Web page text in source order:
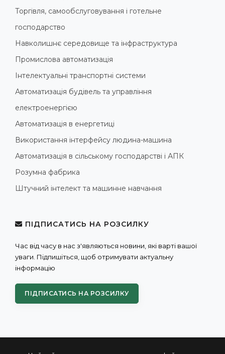
Торгівля, самообслуговування і готельне
господарство
Навколишнє середовище та інфраструктура
Промислова автоматизація
Інтелектуальні транспортні системи
Автоматизація будівель та управління
електроенергією
Автоматизація в енергетиці
Використання інтерфейсу людина-машина
Автоматизація в сільському господарстві і АПК
Розумна фабрика
Штучний інтелект та машинне навчання
ПІДПИСАТИСЬ НА РОЗСИЛКУ
Час від часу в нас з'являються новини, які варті вашої
уваги. Підпишіться, щоб отримувати актуальну
інформацію
ПІДПИСАТИСЬ НА РОЗСИЛКУ